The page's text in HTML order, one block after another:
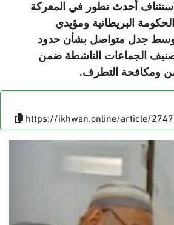
أحدث تطور في المعركة
الحكومة البريطانية ومؤيدي
جدل متواصل بشأن حدود
الجماعات الناشطة ضمن
ومكافحة التطرف.
https://ikhwan.online/article/